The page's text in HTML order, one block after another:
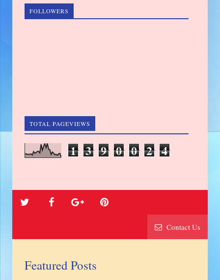
FOLLOWERS
TOTAL PAGEVIEWS
1 3 9 0 0 2 4
Contact Us
Featured Posts